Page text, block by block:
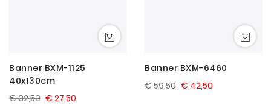
Banner BXM-1125
40x130cm
€ 27,50
€ 32,50
Banner BXM-6460
€ 42,50
€ 59,50